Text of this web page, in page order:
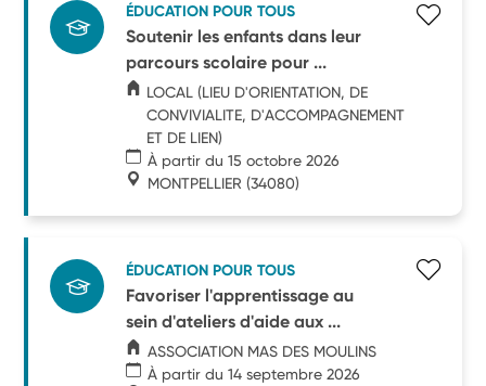
ÉDUCATION POUR TOUS
Soutenir les enfants dans leur
parcours scolaire pour ...
LOCAL (LIEU D'ORIENTATION, DE
CONVIVIALITE, D'ACCOMPAGNEMENT
ET DE LIEN)
À partir du 15 octobre 2026
MONTPELLIER (34080)
ÉDUCATION POUR TOUS
Favoriser l'apprentissage au
sein d'ateliers d'aide aux ...
ASSOCIATION MAS DES MOULINS
À partir du 14 septembre 2026